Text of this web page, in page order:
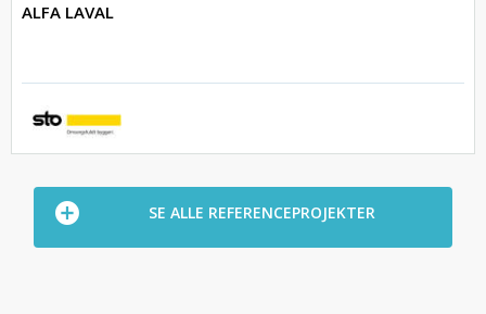
ALFA LAVAL
SE ALLE REFERENCEPROJEKTER